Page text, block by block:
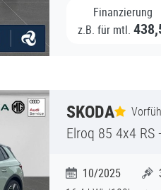
Finanzierung
z.B. für mtl.
SKODA
Elroq 85 4x4 RS
10/2025